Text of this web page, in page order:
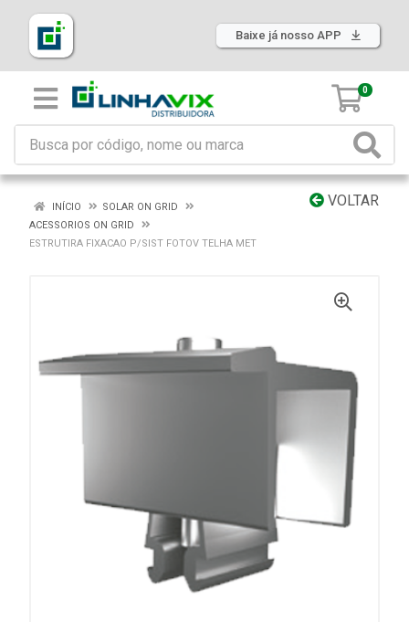
Baixe já nosso APP
0
VOLTAR
INÍCIO
SOLAR ON GRID
ACESSORIOS ON GRID
ESTRUTIRA FIXACAO P/SIST FOTOV TELHA MET